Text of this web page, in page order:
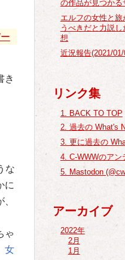
き
な
に
ゃ
女
の作品が見つか
エルフの女性と
うべきだと力説
想
近況報告(2021/01/
リンク集
1. BACK TO TOP
2. 過去の What's
3. 更に過去の
4. C-WWWのアン
5. Mastodon
アーカイブ
2022年
2月
1月